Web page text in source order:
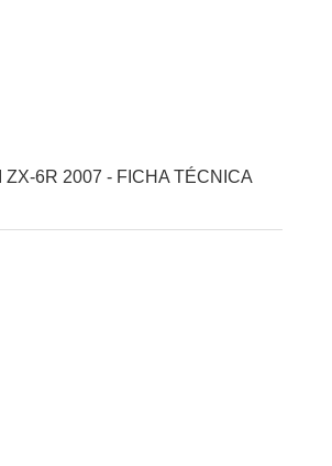
ZX-6R 2007 - FICHA TÉCNICA